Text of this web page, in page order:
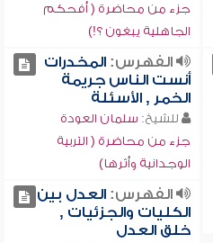
جزء من محاضرة ( أفحكم
الجاهلية يبغون ؟!)
الفهرس:المخدرات
أنست الناس جريمة
الخمر , الأسئلة
للشيخ: سلمان العودة
جزء من محاضرة ( التربية
الوجدانية وأثرها)
الفهرس:العدل بين
الكليات والجزئيات ,
خلق العدل